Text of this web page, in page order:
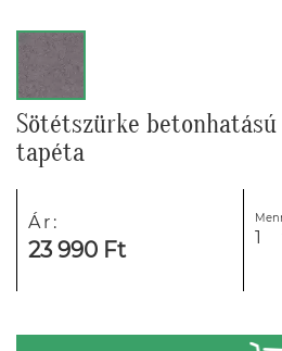
Sötétszürke
tapéta
Ár:
23 990 Ft